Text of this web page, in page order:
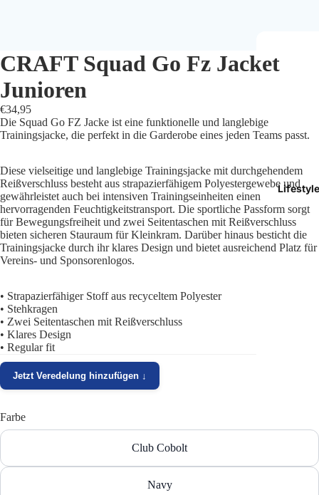
Lifestyle
CRAFT Squad Go Fz Jacket
Junioren
€34,95
Die Squad Go FZ Jacke ist eine funktionelle und langlebige
Trainingsjacke, die perfekt in die Garderobe eines jeden Teams passt.
Diese vielseitige und langlebige Trainingsjacke mit durchgehendem
Reißverschluss besteht aus strapazierfähigem Polyestergewebe und
gewährleistet auch bei intensiven Trainingseinheiten einen
hervorragenden Feuchtigkeitstransport. Die sportliche Passform sorgt
für Bewegungsfreiheit und zwei Seitentaschen mit Reißverschluss
bieten sicheren Stauraum für Kleinkram. Darüber hinaus besticht die
Trainingsjacke durch ihr klares Design und bietet ausreichend Platz für
Vereins- und Sponsorenlogos.
• Strapazierfähiger Stoff aus recyceltem Polyester
• Stehkragen
• Zwei Seitentaschen mit Reißverschluss
• Klares Design
• Regular fit
Jetzt Veredelung hinzufügen ↓
Farbe
Club Cobolt
Navy